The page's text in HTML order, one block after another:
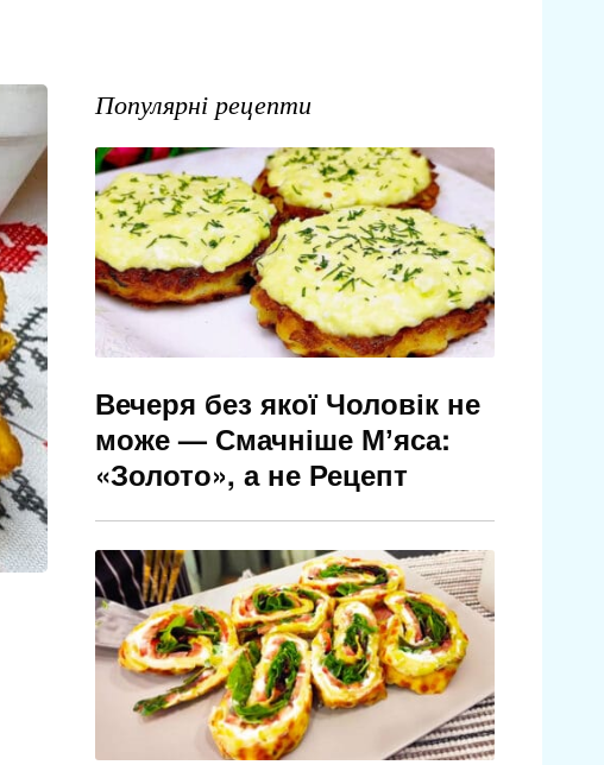
Популярні рецепти
Вечеря без якої Чоловік не
може — Смачніше Мʼяса:
«Золото», а не Рецепт